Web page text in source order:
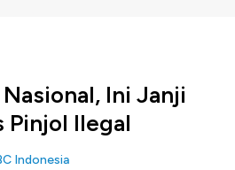
Ini Janji
Pinjol Ilegal
Indonesia